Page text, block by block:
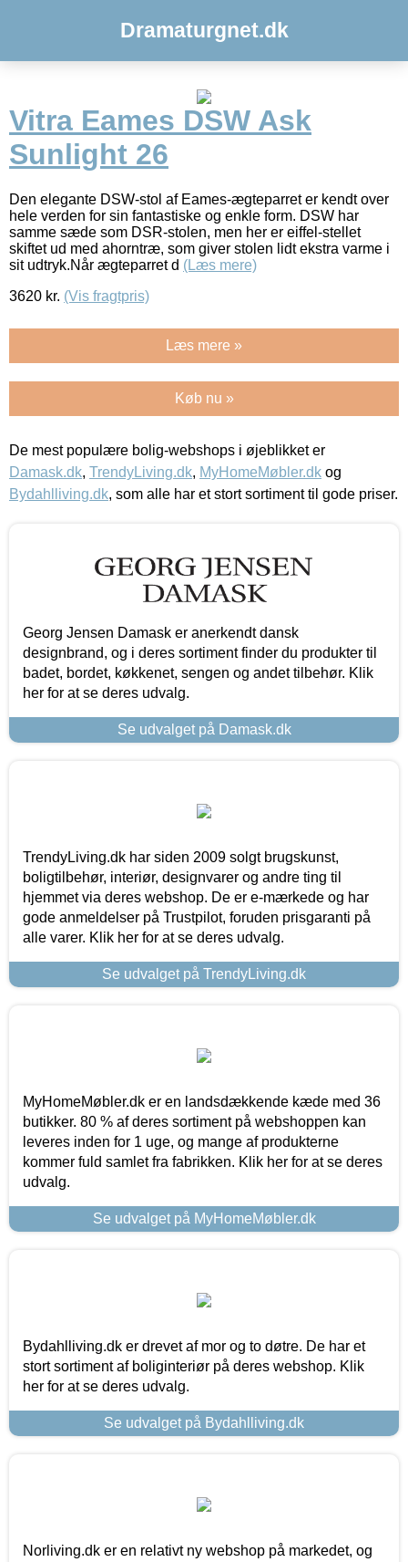
Dramaturgnet.dk
Vitra Eames DSW Ask
Sunlight 26
Den elegante DSW-stol af Eames-ægteparret er kendt over
hele verden for sin fantastiske og enkle form. DSW har
samme sæde som DSR-stolen, men her er eiffel-stellet
skiftet ud med ahorntræ, som giver stolen lidt ekstra varme i
sit udtryk.Når ægteparret d (Læs mere)
3620 kr. (Vis fragtpris)
Læs mere »
Køb nu »
De mest populære bolig-webshops i øjeblikket er
Damask.dk, TrendyLiving.dk, MyHomeMøbler.dk og
Bydahlliving.dk, som alle har et stort sortiment til gode priser.
Georg Jensen Damask er anerkendt dansk
designbrand, og i deres sortiment finder du produkter til
badet, bordet, køkkenet, sengen og andet tilbehør. Klik
her for at se deres udvalg.
Se udvalget på Damask.dk
TrendyLiving.dk har siden 2009 solgt brugskunst,
boligtilbehør, interiør, designvarer og andre ting til
hjemmet via deres webshop. De er e-mærkede og har
gode anmeldelser på Trustpilot, foruden prisgaranti på
alle varer. Klik her for at se deres udvalg.
Se udvalget på TrendyLiving.dk
MyHomeMøbler.dk er en landsdækkende kæde med 36
butikker. 80 % af deres sortiment på webshoppen kan
leveres inden for 1 uge, og mange af produkterne
kommer fuld samlet fra fabrikken. Klik her for at se deres
udvalg.
Se udvalget på MyHomeMøbler.dk
Bydahlliving.dk er drevet af mor og to døtre. De har et
stort sortiment af boliginteriør på deres webshop. Klik
her for at se deres udvalg.
Se udvalget på Bydahlliving.dk
Norliving.dk er en relativt ny webshop på markedet, og